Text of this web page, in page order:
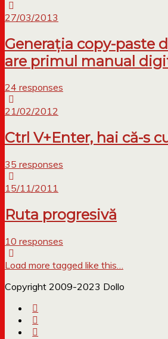
27/03/2013
Generația copy-paste
are primul manual
24 responses
21/02/2012
Ctrl V+Enter, hai că-s
35 responses
15/11/2011
Ruta progresivă
10 responses
Load more tagged like this…
Copyright 2009-2023 Dollo